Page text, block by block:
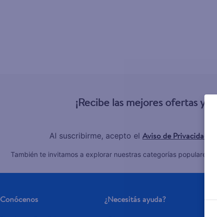
¡Recibe las mejores ofertas y
Al suscribirme, acepto el Aviso de Privacidad
También te invitamos a explorar nuestras categorías populares:
Conócenos ¿Necesitás ayuda?